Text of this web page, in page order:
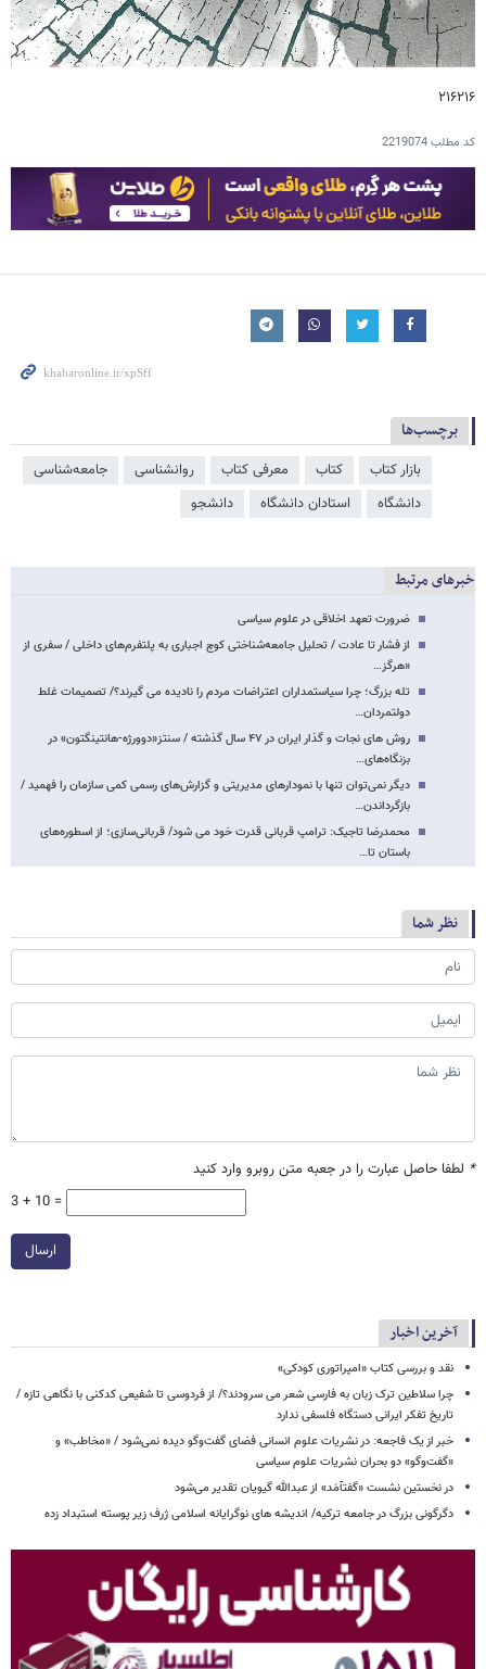
۲۱۶۲۱۶
کد مطلب2219074
برچسب‌ها
بازار کتاب کتاب معرفی کتاب روانشناسی
جامعه‌شناسی
دانشگاه
استادان دانشگاه دانشجو
خبرهای مرتبط
ضرورت تعهد اخلاقی در علوم سیاسی
از فشار تا عادت / تحلیل جامعه‌شناختی کوچ اجباری به پلتفرم‌های داخلی / سفری از
«هرگز…
تله بزرگ؛ چرا سیاستمداران اعتراضات مردم را نادیده می گیرند؟/ تصمیمات غلط
دولتمردان…
روش های نجات و گذار ایران در ۴۷ سال گذشته / سنتز«دوورژه-هانتینگتون» در
بزنگاه‌های…
دیگر نمی‌توان تنها با نمودارهای مدیریتی و گزارش‌های رسمی کمی سازمان را فهمید /
بازگرداندن…
محمدرضا تاجیک: ترامپ قربانی قدرت خود می شود/ قربانی‌سازی؛ از اسطوره‌های
باستان تا…
نظر شما
* لطفا حاصل عبارت را در جعبه متن روبرو وارد کنید
3 + 10 =
ارسال
آخرین اخبار
نقد و بررسی کتاب «امپراتوری کودکی»
چرا سلاطین ترک زبان به فارسی شعر می سرودند؟/ از فردوسی تا شفیعی ‌کدکنی با نگاهی تازه /
تاریخ تفکر ایرانی دستگاه فلسفی ندارد
خبر از یک فاجعه: در نشریات علوم انسانی فضای گفت‌وگو دیده نمی‌شود / «مخاطب» و
«گفت‌وگو» دو بحران نشریات علوم سیاسی
در نخستین نشست «گفتآمَد» از عبدالله گیویان تقدیر می‌شود
دگرگونی بزرگ در جامعه ترکیه/ اندیشه های نوگرایانه اسلامی ژرف زیر پوسته استبداد زده